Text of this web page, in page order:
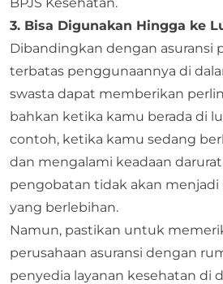
3. Bisa Digunakan Hingga ke
Dibandingkan dengan asuransi
terbatas penggunaannya di
swasta dapat memberikan
bahkan ketika kamu berada di
contoh, ketika kamu sedang
dan mengalami keadaan
pengobatan tidak akan menjadi
yang berlebihan.
Namun, pastikan untuk
perusahaan asuransi dengan
penyedia layanan kesehatan di